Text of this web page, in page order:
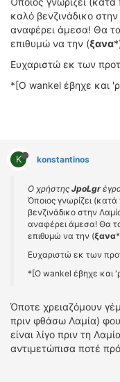
καλό βενζινάδικο
αναφέρει άμεσα! Θα
επιθυμώ να την (ξανα
Ευχαριστώ εκ των
*[Ο wankel έβηχε και
K konstantinos
Ο χρήστης JpoLgr
Όποιος γνωρίζει
βενζινάδικο στην
αναφέρει άμεσα! Θα
επιθυμώ να την (ξανα
Ευχαριστώ εκ των
*[Ο wankel έβηχε και
Όποτε χρειαζόμουν
πριν φθάσω Λαμία)
είναι λίγο πριν τη
αντιμετώπισα ποτέ
4T CLASSIC
ΜΟΝΤΕΛΑ
ΚΑΤΑΣΚΕΥΑΣΤΕΣ
ΑΓΩΝΙΣΤΙΚΑ
ΠΩΛΗΣΕΙΣ
ΜΕΤΑΧΕΙΡΙΣΜΕΝΑ
2ΤΡΟΧΟΙ
ΟΔΗΓΟΥΜΕ
ΕΠΙΚΑΙΡΟΤΗΤΑ
ΑΓΩΝΕΣ
ΑΡΧΕΙΟ ΤΕΥΧΩΝ